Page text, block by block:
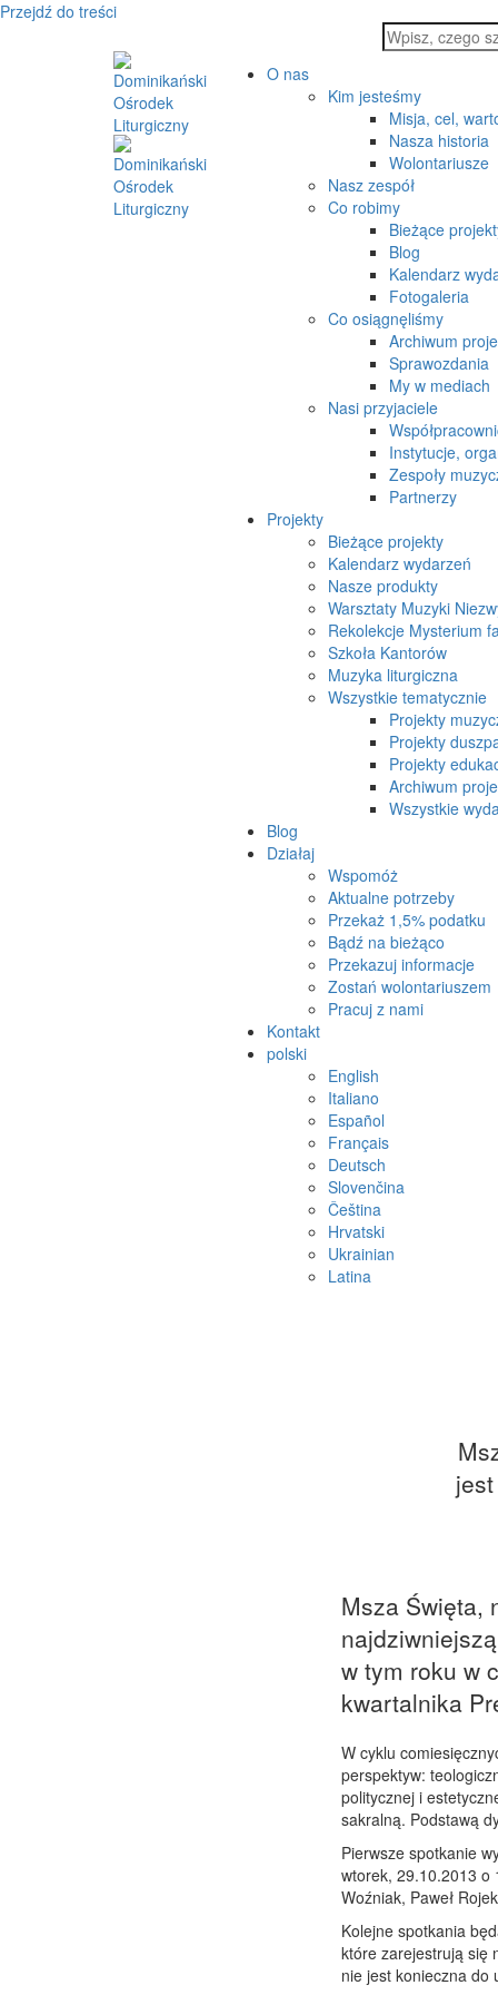
Przejdź do treści
O nas
Kim jesteśmy
Misja, cel,
Nasza historia
Wolontariusze
Nasz zespół
Co robimy
Bieżące
Blog
Kalendarz
Fotogaleria
Co osiągnęliśmy
Archiwum
Sprawozdania
My w mediach
Nasi przyjaciele
Instytucje,
Zespoły
Partnerzy
Projekty
Bieżące projekty
Kalendarz wydarzeń
Nasze produkty
Warsztaty Muzyki
Rekolekcje Mysterium
Szkoła Kantorów
Muzyka liturgiczna
Wszystkie tematycznie
Projekty
Projekty
Projekty
Archiwum
Wszystkie
Blog
Działaj
Wspomóż
Aktualne potrzeby
Przekaż 1,5% podatku
Bądź na bieżąco
Przekazuj informacje
Zostań wolontariuszem
Pracuj z nami
Kontakt
polski
English
Italiano
Español
Français
Deutsch
Slovenčina
Čeština
Hrvatski
Ukrainian
Latina
Msza Święta,
w tym roku w
kwartalnika
W cyklu
perspektyw:
politycznej i
sakralną. Podstawą
Pierwsze spotkanie
wtorek, 29.10.2013 o
Woźniak, Paweł
Kolejne spotkania
które zarejestrują się
nie jest konieczna do